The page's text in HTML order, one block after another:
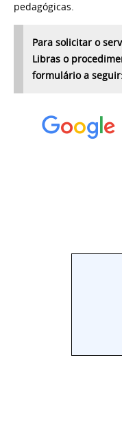
pedagógicas.
Para solicitar o
Libras o
formulário a